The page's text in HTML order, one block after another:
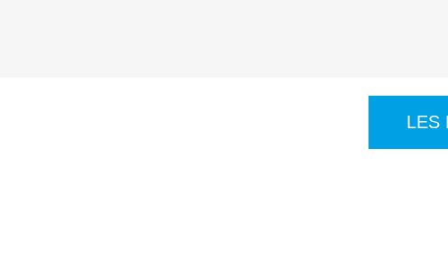
Hva ønsker du deg til jul? Vi setter opp
noen vær så god å gi oss det vi måtte ha lyst
LES